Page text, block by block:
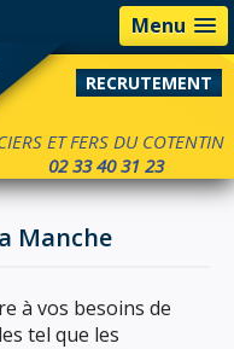
Menu
RECRUTEMENT
ET FERS DU COTENTIN
02 33 40 31 23
Manche
à vos besoins de
tel que les